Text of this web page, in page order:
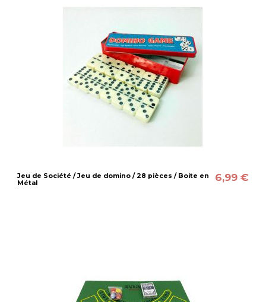
Jeu de Société / Jeu de domino / 28 pièces / Boite en
Métal
6,99 €